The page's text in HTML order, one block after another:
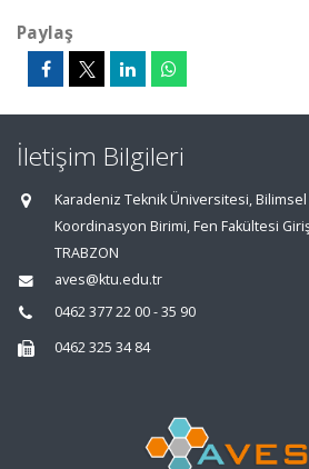
Paylaş
İletişim Bilgileri
Karadeniz Teknik Üniversitesi,
Koordinasyon Birimi, Fen Fakültesi
TRABZON
aves@ktu.edu.tr
0462 377 22 00 - 35 90
0462 325 34 84